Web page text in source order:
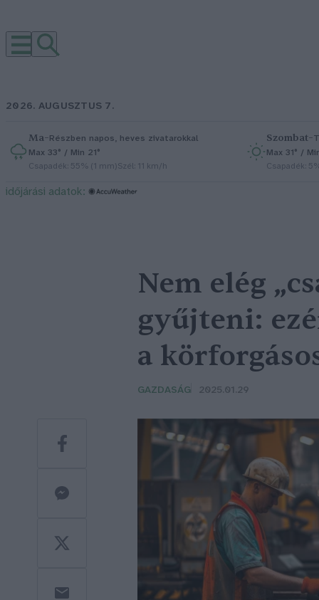
2026. AUGUSZTUS 7.
Ma–Részben napos, heves zivatarokkal
Max 33° / Min 21°
Csapadék: 55% (1 mm)Szél: 11 km/h
Szombat–
Max 31° /
Csapadék:
időjárási adatok:
Nem elég
gyűjteni:
a
GAZDASÁG 2025.01.29